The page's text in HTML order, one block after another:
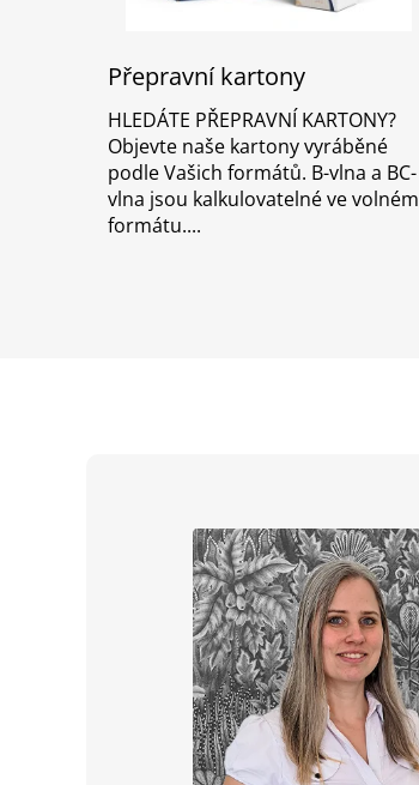
Přepravní kartony
HLEDÁTE PŘEPRAVNÍ KARTONY?
Objevte naše kartony vyráběné
podle Vašich formátů. B-vlna a BC-
vlna jsou kalkulovatelné ve volném
formátu.